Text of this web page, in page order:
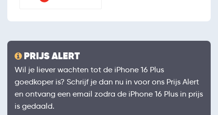
PRIJS ALERT
Wil je liever wachten tot de iPhone 16 Plus
goedkoper is? Schrijf je dan nu in voor ons Prijs Alert
en ontvang een email zodra de iPhone 16 Plus in prijs
is gedaald.